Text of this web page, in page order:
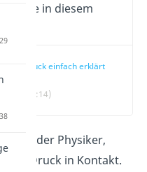
Inhalte in diesem
Druck einfach erklärt
(00:14)
oder Physiker,
mit Druck in Kontakt.